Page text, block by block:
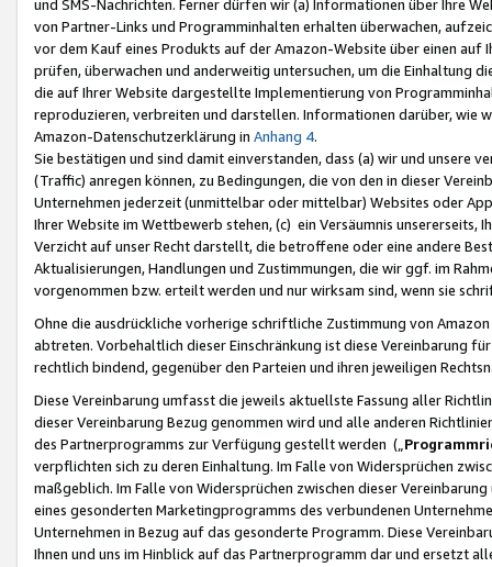
und SMS-Nachrichten. Ferner dürfen wir (a) Informationen über Ihre
von Partner-Links und Programminhalten erhalten überwachen,
vor dem Kauf eines Produkts auf der Amazon-Website über einen
prüfen, überwachen und anderweitig untersuchen, um die Einhaltung
die auf Ihrer Website dargestellte Implementierung von
reproduzieren, verbreiten und darstellen. Informationen darüber, wie
Amazon-Datenschutzerklärung in Anhang 4.
Sie bestätigen und sind damit einverstanden, dass (a) wir und
(Traffic) anregen können, zu Bedingungen, die von den in dieser
Unternehmen jederzeit (unmittelbar oder mittelbar) Websites oder
Ihrer Website im Wettbewerb stehen, (c) ein Versäumnis unsererseits,
Verzicht auf unser Recht darstellt, die betroffene oder eine andere
Aktualisierungen, Handlungen und Zustimmungen, die wir ggf. im
vorgenommen bzw. erteilt werden und nur wirksam sind, wenn sie
Ohne die ausdrückliche vorherige schriftliche Zustimmung von
abtreten. Vorbehaltlich dieser Einschränkung ist diese Vereinbarung
rechtlich bindend, gegenüber den Parteien und ihren jeweiligen
Diese Vereinbarung umfasst die jeweils aktuellste Fassung aller
dieser Vereinbarung Bezug genommen wird und alle anderen
des Partnerprogramms zur Verfügung gestellt werden („
verpflichten sich zu deren Einhaltung. Im Falle von Widersprüchen
maßgeblich. Im Falle von Widersprüchen zwischen dieser
eines gesonderten Marketingprogramms des verbundenen
Unternehmen in Bezug auf das gesonderte Programm. Diese
Ihnen und uns im Hinblick auf das Partnerprogramm dar und ersetzt